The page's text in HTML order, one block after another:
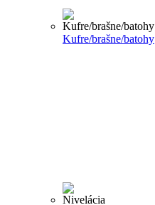
Kufre/brašne/batohy